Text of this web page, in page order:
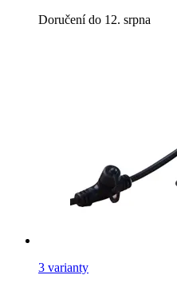
Doručení do 12. srpna
3 varianty